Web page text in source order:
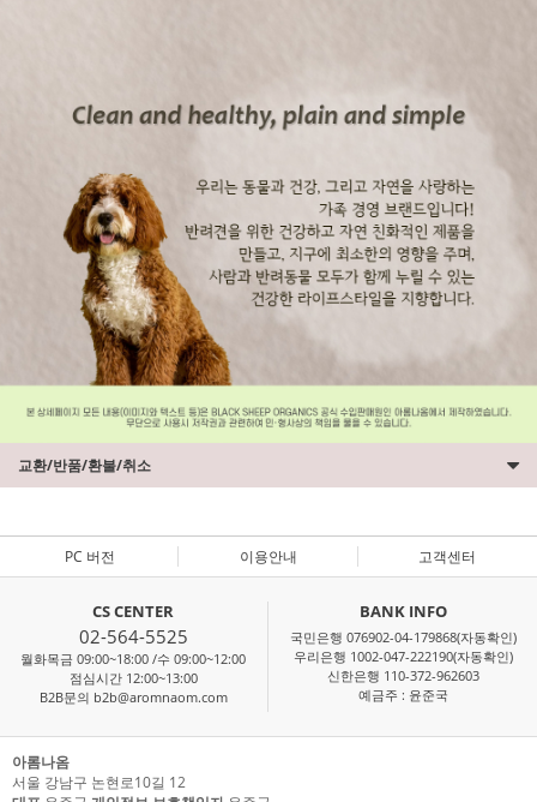
교환/반품/환불/취소
PC 버전 이용안내 고객센터
CS CENTER
02-564-5525
월화목금 09:00~18:00 /수 09:00~12:00
점심시간 12:00~13:00
B2B문의 b2b@aromnaom.com
BANK INFO
국민은행 076902-04-179868(자동확인)
우리은행 1002-047-222190(자동확인)
신한은행 110-372-962603
예금주 : 윤준국
아롬나옴
서울 강남구 논현로10길 12